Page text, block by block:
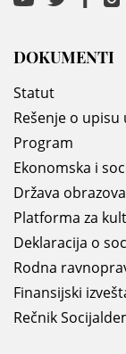
DOKUMENTI
Statut
Rešenje o
Program
Ekonomska i
Država
Platforma za
Deklaracija o
Rodna
Finansijski
Rečnik